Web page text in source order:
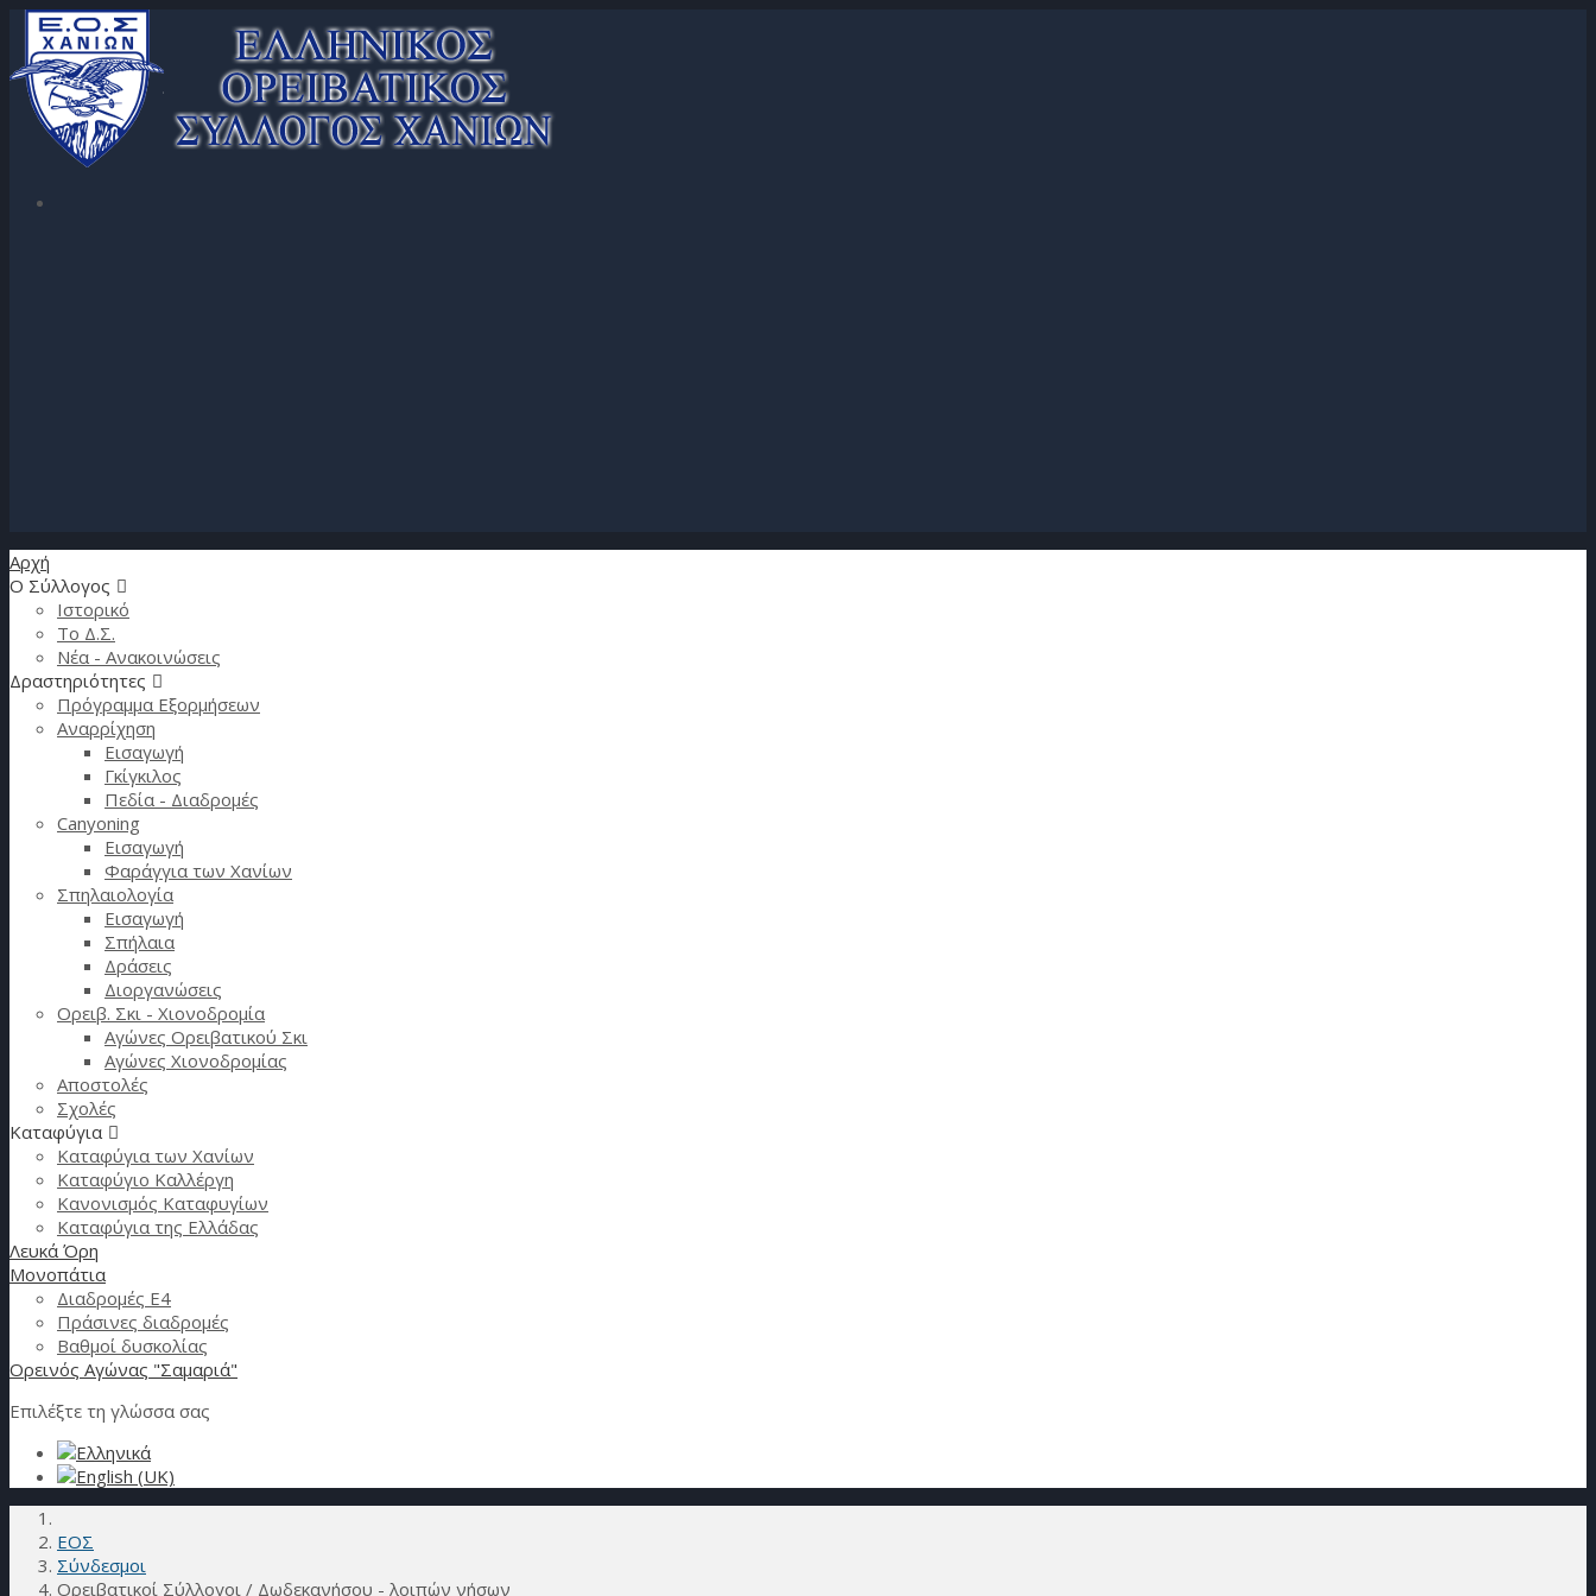
Αρχή
Ο Σύλλογος
Ιστορικό
Το Δ.Σ.
Νέα - Ανακοινώσεις
Δραστηριότητες
Πρόγραμμα Εξορμήσεων
Αναρρίχηση
Εισαγωγή
Γκίγκιλος
Πεδία - Διαδρομές
Canyoning
Εισαγωγή
Φαράγγια των Χανίων
Σπηλαιολογία
Εισαγωγή
Σπήλαια
Δράσεις
Διοργανώσεις
Ορειβ. Σκι - Χιονοδρομία
Αγώνες Ορειβατικού Σκι
Αγώνες Χιονοδρομίας
Αποστολές
Σχολές
Καταφύγια
Καταφύγια των Χανίων
Καταφύγιο Καλλέργη
Κανονισμός Καταφυγίων
Καταφύγια της Ελλάδας
Λευκά Όρη
Μονοπάτια
Διαδρομές Ε4
Πράσινες διαδρομές
Βαθμοί δυσκολίας
Ορεινός Αγώνας "Σαμαριά"
Επιλέξτε τη γλώσσα σας
ΕΟΣ
Σύνδεσμοι
Ορειβατικοί Σύλλογοι / Δωδεκανήσου - λοιπών νήσων